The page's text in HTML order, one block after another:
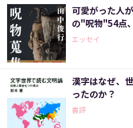
可愛がった人
の"呪物"54点
エッセイ
漢字はなぜ、
ったのか？
書評